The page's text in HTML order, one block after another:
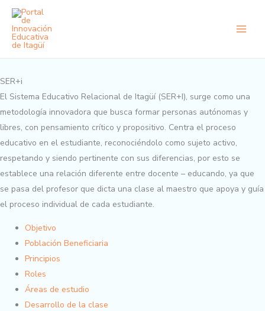
contenido
SER+i
El Sistema Educativo Relacional de Itagüí (SER+I), surge como una
metodología innovadora que busca formar personas autónomas y
libres, con pensamiento crítico y propositivo. Centra el proceso
educativo en el estudiante, reconociéndolo como sujeto activo,
respetando y siendo pertinente con sus diferencias, por esto se
establece una relación diferente entre docente – educando, ya que
se pasa del profesor que dicta una clase al maestro que apoya y guía
el proceso individual de cada estudiante.
Objetivo
Población Beneficiaria
Principios
Roles
Áreas de estudio
Desarrollo de la clase